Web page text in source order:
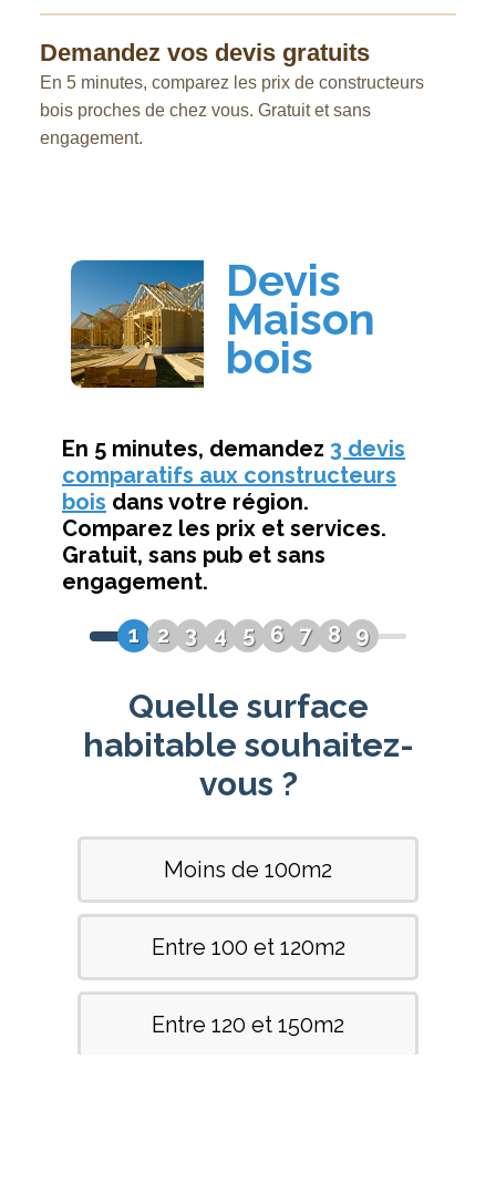
Demandez vos devis gratuits
En 5 minutes, comparez les prix de constructeurs
bois proches de chez vous. Gratuit et sans
engagement.